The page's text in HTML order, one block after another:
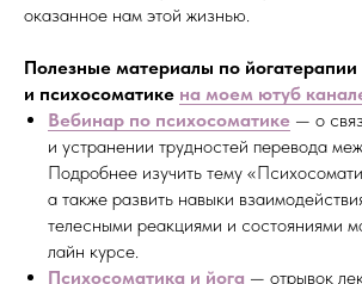
оказанное нам этой жизнью.
Полезные материалы по йогатерапии
и психосоматике на моем ютуб
Вебинар по психосоматике — о
и устранении трудностей перевода
Подробнее изучить тему
а также развить навыки
телесными реакциями и состояниями
лайн курсе.
Психосоматика и йога — отрывок